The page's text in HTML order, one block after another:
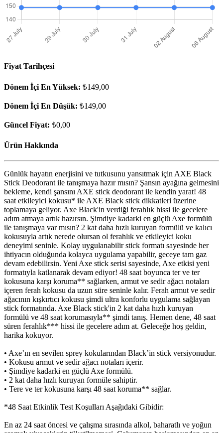
Fiyat Tarihçesi
Dönem İçi En Yüksek: ₺149,00
Dönem İçi En Düşük: ₺149,00
Güncel Fiyat: ₺0,00
Ürün Hakkında
Günlük hayatın enerjisini ve tutkusunu yansıtmak için AXE Black
Stick Deodorant ile tanışmaya hazır mısın? Şansın ayağına gelmesini
bekleme, kendi şansını AXE stick deodorant ile kendin yarat! 48
saat etkileyici kokusu* ile AXE Black stick dikkatleri üzerine
toplamaya geliyor. Axe Black'in verdiği ferahlık hissi ile gecelere
adım atmaya artık hazırsın. Şimdiye kadarki en güçlü Axe formülü
ile tanışmaya var mısın? 2 kat daha hızlı kuruyan formülü ve kalıcı
kokusuyla artık nerede olursan ol ferahlık ve etkileyici koku
deneyimi seninle. Kolay uygulanabilir stick formatı sayesinde her
ihtiyacın olduğunda kolayca uygulama yapabilir, geceye tam gaz
devam edebilirsin. Yeni Axe stick serisi sayesinde, Axe etkisi yeni
formatıyla katlanarak devam ediyor! 48 saat boyunca ter ve ter
kokusuna karşı koruma** sağlarken, armut ve sedir ağacı notaları
içeren ferah kokusu da uzun süre seninle kalır. Ferah armut ve sedir
ağacının kışkırtıcı kokusu şimdi ultra konforlu uygulama sağlayan
stick formatında. Axe Black stick'in 2 kat daha hızlı kuruyan
formülü ve 48 saat korumasıyla** şimdi tanış. Hemen dene, 48 saat
süren ferahlık*** hissi ile gecelere adım at. Geleceğe hoş geldin,
harika kokuyor.
• Axe’ın en sevilen sprey kokularından Black’in stick versiyonudur.
• Kokusu armut ve sedir ağacı notaları içerir.
• Şimdiye kadarki en güçlü Axe formülü.
• 2 kat daha hızlı kuruyan formüle sahiptir.
• Tere ve ter kokusuna karşı 48 saat koruma** sağlar.
*48 Saat Etkinlik Test Koşulları Aşağıdaki Gibidir:
En az 24 saat öncesi ve çalışma sırasında alkol, baharatlı ve yoğun